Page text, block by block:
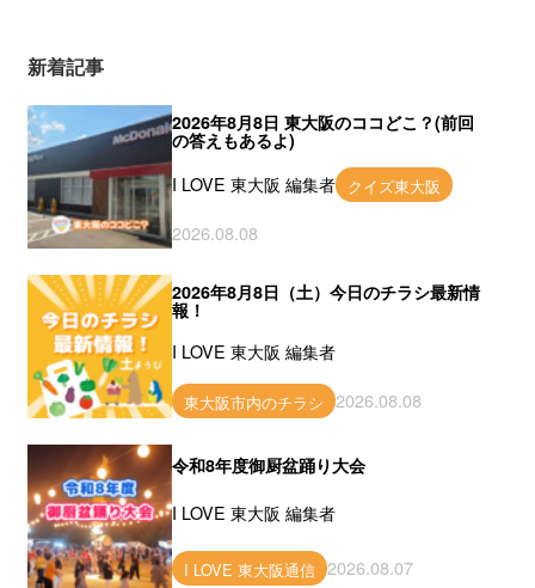
新着記事
2026年8月8日 東大阪のココどこ？(前回
の答えもあるよ)
I LOVE 東大阪 編集者 クイズ東大阪
2026.08.08
2026年8月8日（土）今日のチラシ最新情
報！
I LOVE 東大阪 編集者
東大阪市内のチラシ 2026.08.08
令和8年度御厨盆踊り大会
I LOVE 東大阪 編集者
I LOVE 東大阪通信 2026.08.07